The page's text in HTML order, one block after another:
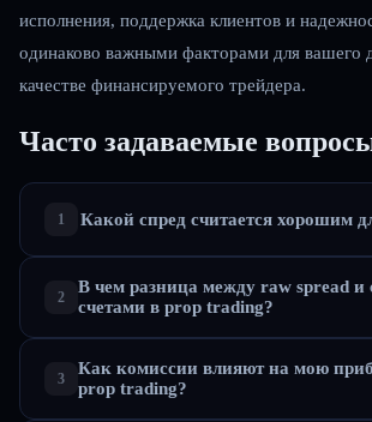
исполнения, поддержка клиентов и
одинаково важными факторами для вашего
качестве финансируемого трейдера.
Часто задаваемые
Какой спред считается хорошим
В чем разница между raw spread и
счетами в prop trading?
Как комиссии влияют на мою
prop trading?